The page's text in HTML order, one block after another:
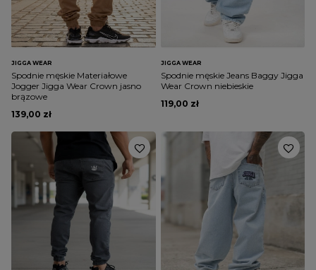
JIGGA WEAR
Spodnie męskie Materiałowe
Jogger Jigga Wear Crown jasno
brązowe
139,00 zł
JIGGA WEAR
Spodnie męskie Jeans Baggy Jigga
Wear Crown niebieskie
119,00 zł